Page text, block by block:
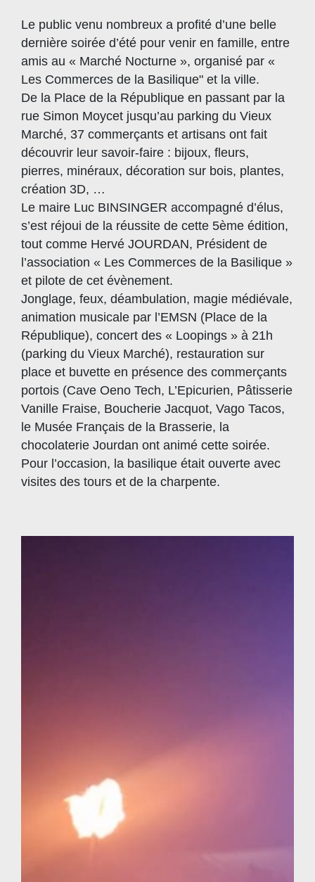
Le public venu nombreux a profité d’une belle
dernière soirée d’été pour venir en famille, entre
amis au « Marché Nocturne », organisé par «
Les Commerces de la Basilique" et la ville.
De la Place de la République en passant par la
rue Simon Moycet jusqu’au parking du Vieux
Marché, 37 commerçants et artisans ont fait
découvrir leur savoir-faire : bijoux, fleurs,
pierres, minéraux, décoration sur bois, plantes,
création 3D, …
Le maire Luc BINSINGER accompagné d’élus,
s’est réjoui de la réussite de cette 5ème édition,
tout comme Hervé JOURDAN, Président de
l’association « Les Commerces de la Basilique »
et pilote de cet évènement.
Jonglage, feux, déambulation, magie médiévale,
animation musicale par l’EMSN (Place de la
République), concert des « Loopings » à 21h
(parking du Vieux Marché), restauration sur
place et buvette en présence des commerçants
portois (Cave Oeno Tech, L’Epicurien, Pâtisserie
Vanille Fraise, Boucherie Jacquot, Vago Tacos,
le Musée Français de la Brasserie, la
chocolaterie Jourdan ont animé cette soirée.
Pour l’occasion, la basilique était ouverte avec
visites des tours et de la charpente.